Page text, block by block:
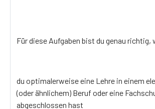
Für diese Aufgaben bist du genau richtig,
du optimalerweise eine Lehre in einem
(oder ähnlichem) Beruf oder eine
abgeschlossen hast